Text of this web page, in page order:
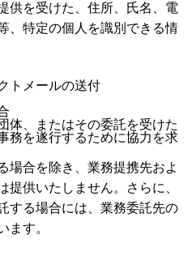
供を受けた、住所、氏名、電
、特定の個人を識別できる情
トメールの送付
体、またはその委託を受けた
務を遂行するために協力を求
場合を除き、業務提携先およ
提供いたしません。さらに、
する場合には、業務委託先の
ます。